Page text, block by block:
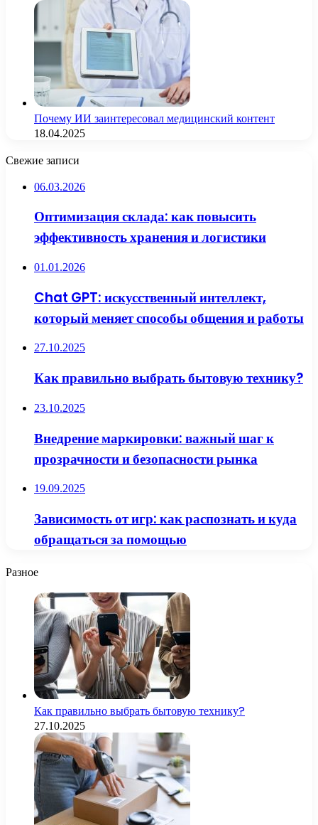
Почему ИИ заинтересовал медицинский контент
18.04.2025
Свежие записи
06.03.2026
Оптимизация склада: как повысить
эффективность хранения и логистики
01.01.2026
Chat GPT: искусственный интеллект,
который меняет способы общения и работы
27.10.2025
Как правильно выбрать бытовую технику?
23.10.2025
Внедрение маркировки: важный шаг к
прозрачности и безопасности рынка
19.09.2025
Зависимость от игр: как распознать и куда
обращаться за помощью
Разное
Как правильно выбрать бытовую технику?
27.10.2025